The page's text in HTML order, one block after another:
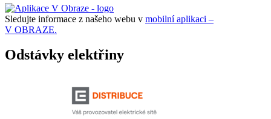
Sledujte informace z našeho webu v mobilní aplikaci –
V OBRAZE.
Odstávky elektřiny